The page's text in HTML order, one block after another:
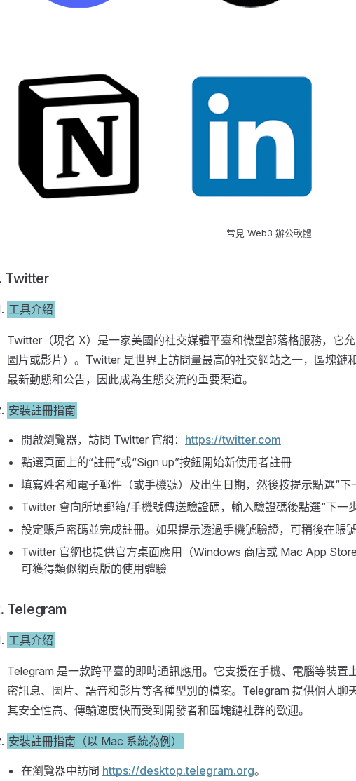
常見 Web3 辦公軟體
Twitter
工具介紹
Twitter（現名 X）是一家美國的社交媒體平臺和微型部落格服務，它允
圖片或影片）。Twitter 是世界上訪問量最高的社交網站之一，區塊鏈
最新動態和公告，因此成為生態交流的重要渠道。
安裝註冊指南
開啟瀏覽器，訪問 Twitter 官網： https://twitter.com
點選頁面上的“註冊”或“Sign up”按鈕開始新使用者註冊
填寫姓名和電子郵件（或手機號）及出生日期，然後按提示點選“下
Twitter 會向所填郵箱/手機號傳送驗證碼，輸入驗證碼後點選“下一
設定賬戶密碼並完成註冊。如果提示透過手機號驗證，可稍後在賬
Twitter 官網也提供官方桌面應用（Windows 商店或 Mac App
可獲得類似網頁版的使用體驗
Telegram
工具介紹
Telegram 是一款跨平臺的即時通訊應用。它支援在手機、電腦等裝置
密訊息、圖片、語音和影片等各種型別的檔案。Telegram 提供個人聊
其安全性高、傳輸速度快而受到開發者和區塊鏈社群的歡迎。
安裝註冊指南（以 Mac 系統為例）
在瀏覽器中訪問 https://desktop.telegram.org。